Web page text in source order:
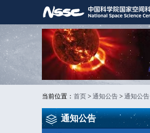
当前位置： 首页 > 通知公告 > 通知公告
通知公告